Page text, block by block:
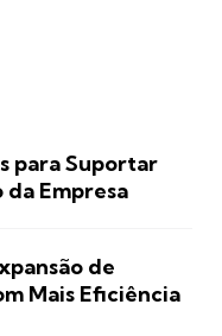
para Suportar
Empresa
de
Mais Eficiência